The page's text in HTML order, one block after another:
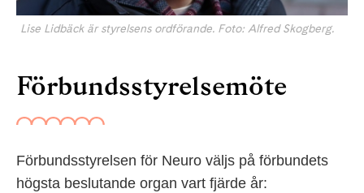
Lise Lidbäck är styrelsens ordförande. Foto: Alfred Skogberg.
Förbundsstyrelsemöte
Förbundsstyrelsen för Neuro väljs på förbundets
högsta beslutande organ vart fjärde år: